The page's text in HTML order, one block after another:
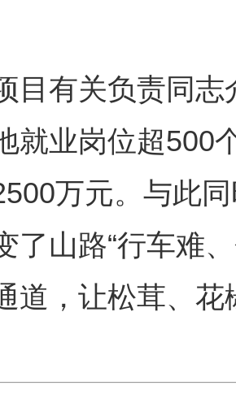
有关负责同志
就业岗位超500
万元。与此
了山路“行车难
道，让松茸、花